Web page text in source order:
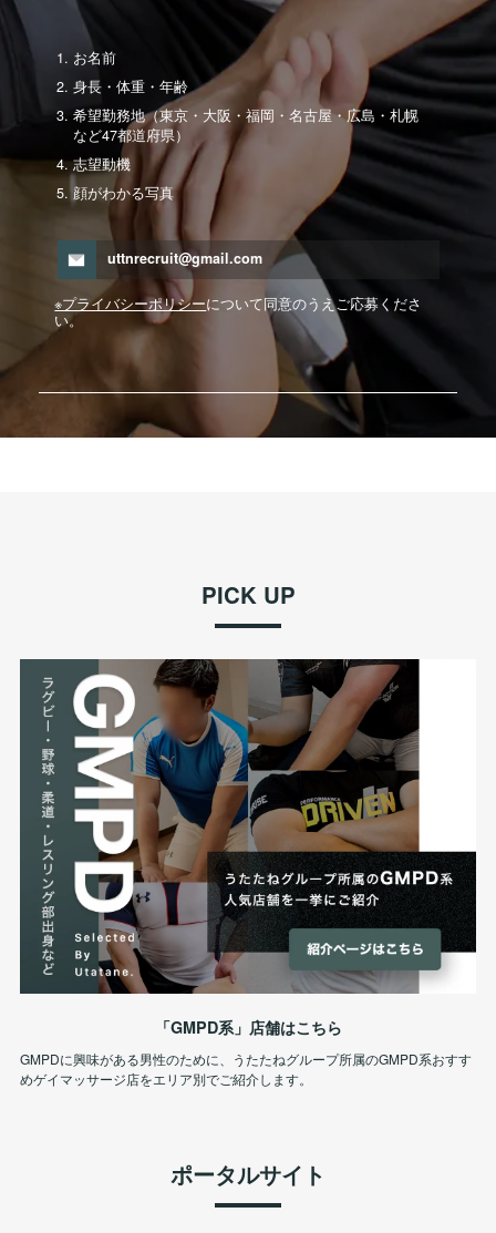
お名前
身長・体重・年齢
希望勤務地（東京・大阪・福岡・名古屋・広島・札幌
など47都道府県）
志望動機
顔がわかる写真
uttnrecruit@gmail.com
※プライバシーポリシーについて同意のうえご応募くださ
い。
PICK UP
「GMPD系」店舗はこちら
GMPDに興味がある男性のために、うたたねグループ所属のGMPD系おすす
めゲイマッサージ店をエリア別でご紹介します。
ポータルサイト